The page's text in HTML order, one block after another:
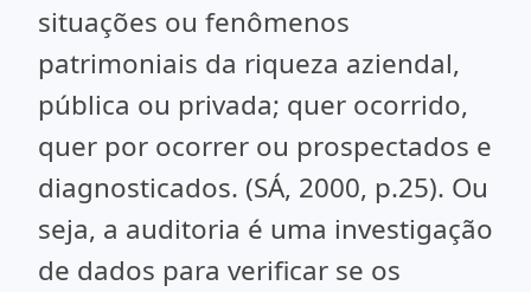
situações ou fenômenos
patrimoniais da riqueza aziendal,
pública ou privada; quer ocorrido,
quer por ocorrer ou prospectados e
diagnosticados. (SÁ, 2000, p.25). Ou
seja, a auditoria é uma investigação
de dados para verificar se os